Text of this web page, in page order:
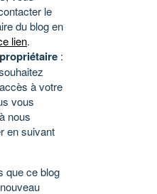
le
du blog en
lien.
:
à votre
vous
nous
en suivant
que ce blog